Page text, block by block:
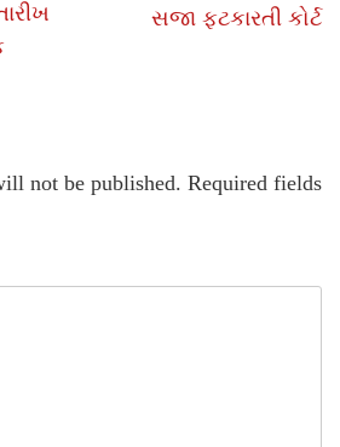
સજા ફટકારતી કોર્ટ
not be published. Required fields